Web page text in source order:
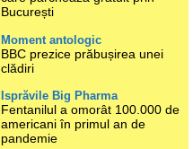
București
Moment antologic
BBC prezice prăbușirea unei
clădiri
Isprăvile Big Pharma
Fentanilul a omorât 100.000 de
americani în primul an de
pandemie